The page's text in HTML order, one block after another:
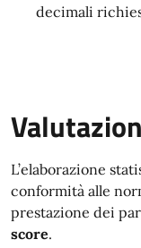
decimali
L’elaborazione
conformità alle
prestazione dei
score.